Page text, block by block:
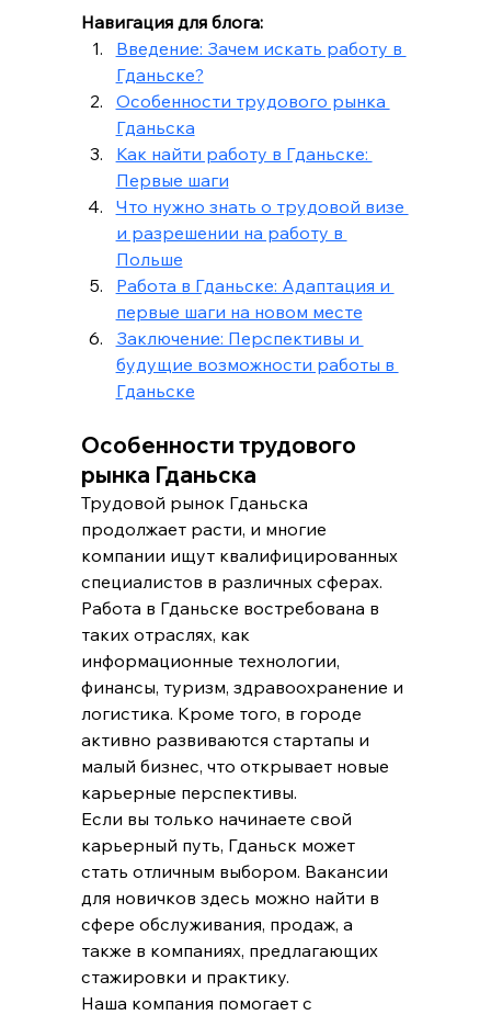
Навигация для блога:
Введение: Зачем искать работу в
Гданьске?
Особенности трудового рынка
Гданьска
Как найти работу в Гданьске:
Первые шаги
Что нужно знать о трудовой визе
и разрешении на работу в
Польше
Работа в Гданьске: Адаптация и
первые шаги на новом месте
Заключение: Перспективы и
будущие возможности работы в
Гданьске
Особенности трудового
рынка Гданьска
Трудовой рынок Гданьска
продолжает расти, и многие
компании ищут квалифицированных
специалистов в различных сферах.
Работа в Гданьске востребована в
таких отраслях, как
информационные технологии,
финансы, туризм, здравоохранение и
логистика. Кроме того, в городе
активно развиваются стартапы и
малый бизнес, что открывает новые
карьерные перспективы.
Если вы только начинаете свой
карьерный путь, Гданьск может
стать отличным выбором. Вакансии
для новичков здесь можно найти в
сфере обслуживания, продаж, а
также в компаниях, предлагающих
стажировки и практику.
Наша компания помогает с